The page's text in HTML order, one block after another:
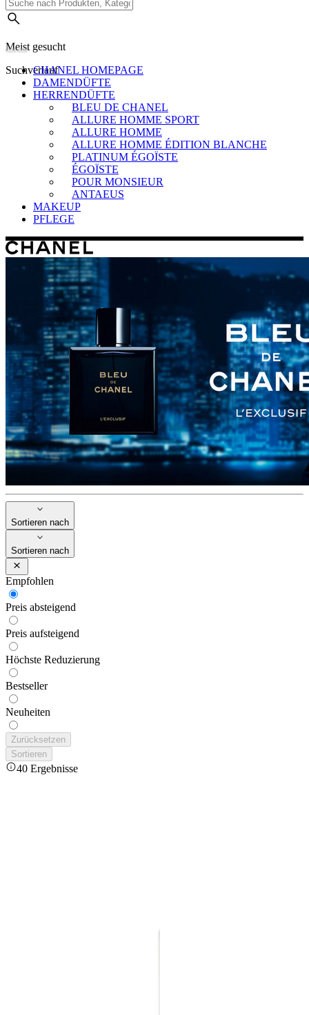
Meist gesucht
SuchverlaufCHANEL HOMEPAGE
DAMENDÜFTE
HERRENDÜFTE
BLEU DE CHANEL
ALLURE HOMME SPORT
ALLURE HOMME
ALLURE HOMME ÉDITION BLANCHE
PLATINUM ÉGOÏSTE
ÉGOÏSTE
POUR MONSIEUR
ANTAEUS
MAKEUP
PFLEGE
Sortieren nach
Sortieren nach
Empfohlen
Preis absteigend
Preis aufsteigend
Höchste Reduzierung
Bestseller
Neuheiten
Zurücksetzen
Sortieren
40 Ergebnisse